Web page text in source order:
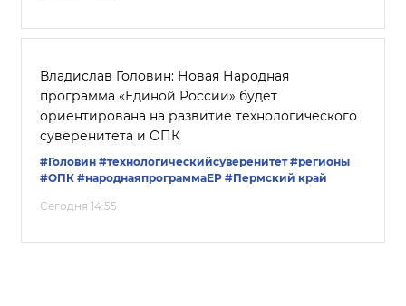
Владислав Головин: Новая Народная
программа «Единой России» будет
ориентирована на развитие технологического
суверенитета и ОПК
#Головин #технологическийсуверенитет #регионы
#ОПК #народнаяпрограммаЕР #Пермский край
Сегодня 14:55